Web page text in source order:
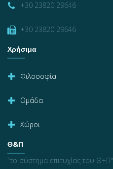
+30 23820 29646
+30 23820 29646
Χρήσιμα
Φιλοσοφία
Ομάδα
Χώροι
Θ&Π
"το σύστημα επιτυχίας του Θ+Π"